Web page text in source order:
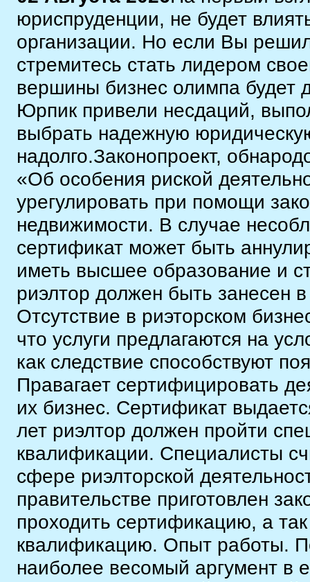
юриспруденции, не будет
организации. Но если Вы
стремитесь стать лидером
вершины бизнес олимпа будет
Юрпик привели несдаций,
выбрать надежную
надолго.Законопроект,
«Об особения риской
урегулировать при помощи
недвижимости. В случае
сертификат может быть
иметь высшее образование и
риэлтор должен быть занесен
Отсутствие в риэторском
что услуги предлагаются на
как следствие способствуют
Правагает сертифицировать
их бизнес. Сертификат
лет риэлтор должен пройти
квалификации. Специалисты
сфере риэлторской
правительстве приготовлен
проходить сертификацию, а
квалификацию. Опыт работы.
наиболее весомый аргумент в